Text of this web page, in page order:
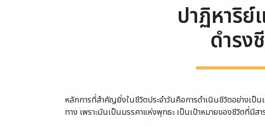
ปาฏิหาริย์
ดำรง
หลักการที่สำคัญยิ่งในชีวิตประจำวันคือการดำเนินชีวิตอย่างเป็
ทาง เพราะมันเป็นมรรคาแห่งพุทธะ เป็นเป้าหมายของชีวิตที่มีส